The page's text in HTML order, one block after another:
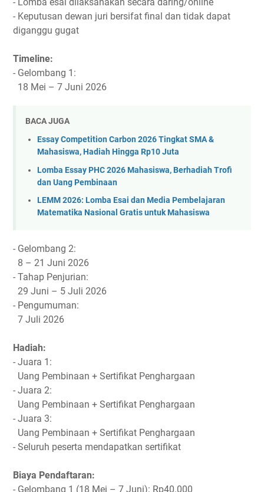
- Keputusan dewan juri bersifat final dan tidak dapat
diganggu gugat
Timeline:
- Gelombang 1:
18 Mei – 7 Juni 2026
BACA JUGA
Essay Competition Carbon 2026 Tingkat SMA &
Mahasiswa, Hadiah Hingga Rp10 Juta
Lomba Essay PHC 2026 Mahasiswa, Berhadiah Trofi
dan Uang Pembinaan
LEMM 2026: Lomba Esai dan Media Pembelajaran
Matematika Nasional Gratis untuk Mahasiswa
- Gelombang 2:
8 – 21 Juni 2026
- Tahap Penjurian:
29 Juni – 5 Juli 2026
- Pengumuman:
7 Juli 2026
Hadiah:
- Juara 1:
Uang Pembinaan + Sertifikat Penghargaan
- Juara 2:
Uang Pembinaan + Sertifikat Penghargaan
- Juara 3:
Uang Pembinaan + Sertifikat Penghargaan
- Seluruh peserta mendapatkan sertifikat
Biaya Pendaftaran:
- Gelombang 1 (18 Mei – 7 Juni): Rp40.000